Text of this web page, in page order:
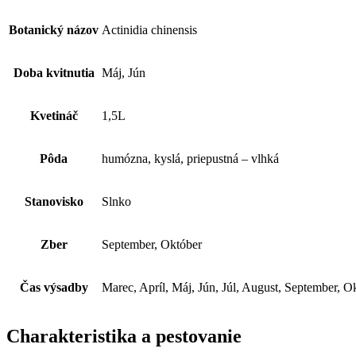
Botanický názov Actinidia chinensis
Doba kvitnutia Máj, Jún
Kvetináč 1,5L
Pôda humózna, kyslá, priepustná – vlhká
Stanovisko Slnko
Zber September, Október
Čas výsadby Marec, Apríl, Máj, Jún, Júl, August, September,
Charakteristika a pestovanie